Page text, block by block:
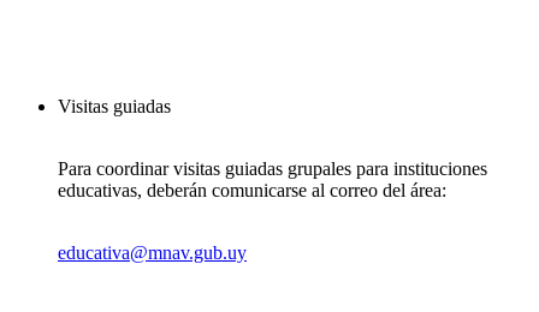
Visitas guiadas
Para coordinar visitas guiadas grupales para instituciones
educativas, deberán comunicarse al correo del área:
educativa@mnav.gub.uy